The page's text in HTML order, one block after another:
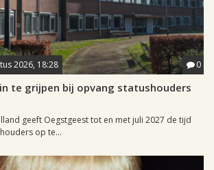
2026, 18:28 0
te grijpen bij opvang statushouders
geeft Oegstgeest tot en met juli 2027 de tijd
op te...